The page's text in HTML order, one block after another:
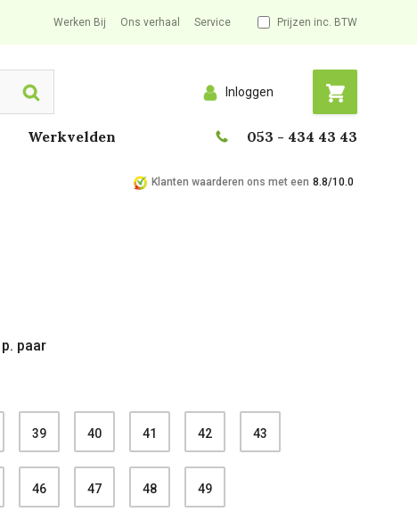
Werken Bij Ons verhaal Service Prijzen inc. BTW
Search Inloggen
Werkvelden 053 - 434 43 43
Klanten waarderen ons met een 8.8/10.0
p. paar
39 40 41 42 43
46 47 48 49